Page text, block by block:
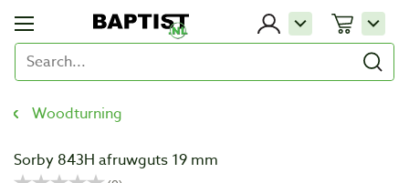
Woodturning
Sorby 843H afruwguts 19 mm